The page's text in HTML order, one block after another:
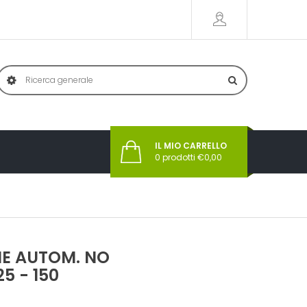
IL MIO CARRELLO
0 prodotti €0,00
AUTOM. NO
- 150